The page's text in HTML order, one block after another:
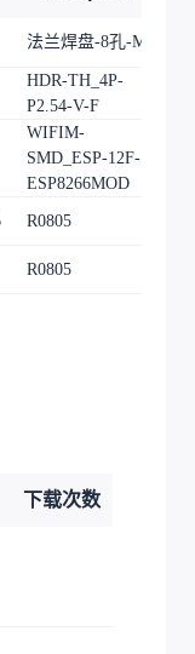
法兰焊盘-8孔-M3
HDR-TH_4P-
P2.54-V-F
WIFIM-
SMD_ESP-12F-
ESP8266MOD
R0805
R0805
下载次数